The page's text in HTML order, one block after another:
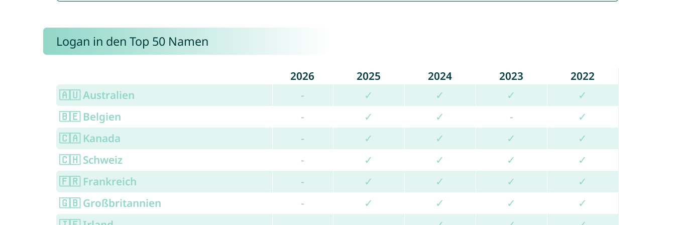
Logan in den Top 50 Namen
2026 2025 2024 2023
2022
🇦🇺 Australien
- ✓ ✓ ✓
✓
🇧🇪 Belgien
- ✓ ✓ -
✓
🇨🇦 Kanada
- ✓ ✓ ✓
✓
🇨🇭 Schweiz
- ✓ ✓ ✓
✓
🇫🇷 Frankreich
- ✓ ✓ ✓
✓
🇬🇧 Großbritannien
- ✓ ✓ ✓
✓